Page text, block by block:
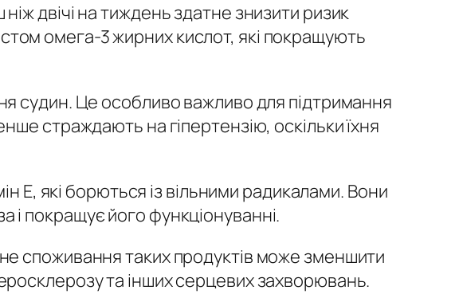
двічі на тиждень здатне знизити ризик
омега-3 жирних кислот, які покращують
судин. Це особливо важливо для підтримання
страждають на гіпертензію, оскільки їхня
E, які борються із вільними радикалами. Вони
покращує його функціонуванні.
споживання таких продуктів може зменшити
та інших серцевих захворювань.